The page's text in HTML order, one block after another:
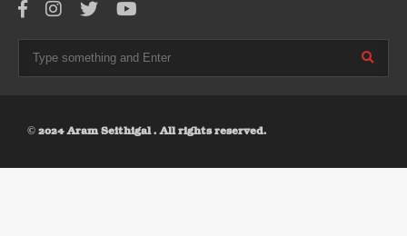
© 2024 Aram Seithigal . All rights reserved.